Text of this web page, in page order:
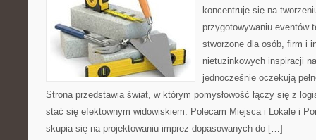
koncentruje się na
przygotowywaniu eventów
stworzone dla osób, firm i
nietuzinkowych inspiracji
jednocześnie oczekują
Strona przedstawia świat, w którym pomysłowość łączy się z
stać się efektownym widowiskiem. Polecam Miejsca i Lokale i
skupia się na projektowaniu imprez dopasowanych do […]